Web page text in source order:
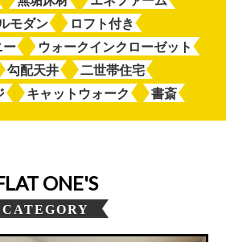
モダン
ロフト付き
ー
ウォークインクローゼット
勾配天井
二世帯住宅
キャットウォーク 書斎
ONE'S
CATEGORY